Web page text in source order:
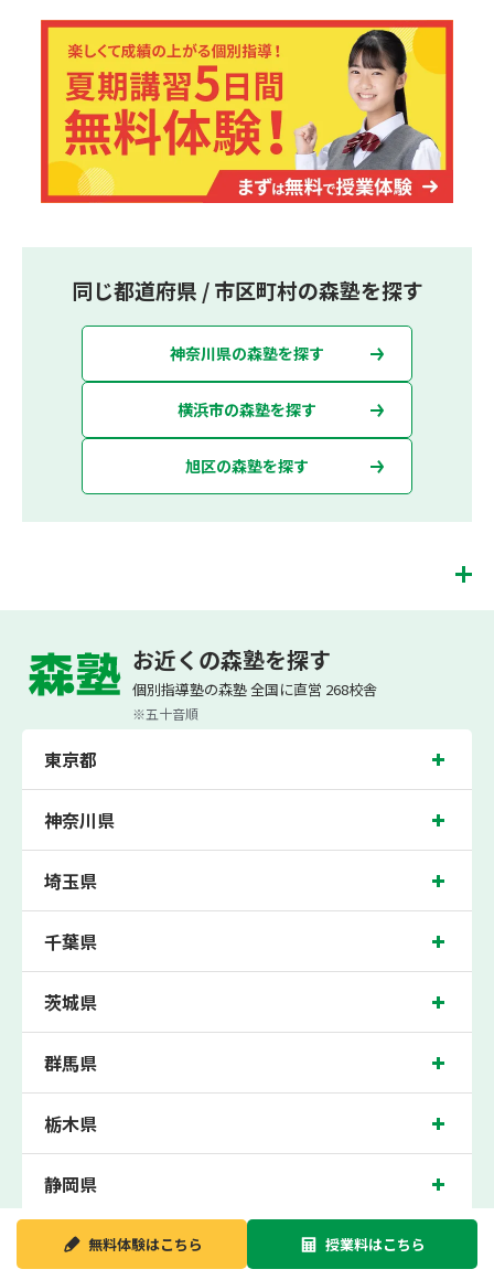
個別指導塾の森塾は、「先生1人に生徒2人まで」の個
別指導で、「1科目＋20点の成績保証」が大評判の塾
です。しかも、「保護者様にも安心の授業料」で、多
くの保護者様からご好評いただいております。
同じ都道府県 / 市区町村の森塾を探す
神奈川県の森塾を探す
横浜市の森塾を探す
旭区の森塾を探す
（算数・英語・国語）[個別]とDOJO[集団]、中学生は5科目（数学・英語・国語・
理科・社会）、高校生は7科目（数学・英語・国語[古典・現代文]・理科[物理・化
学・生物・地学]・地理歴史・公民・小論文）を提供しています。
また、個別指導塾「森塾」では「成績保証制度」を提供しており、高校生の入塾後
満でご入塾の場合、受講科目が1科目で+20点以上。60点以上でご入塾の場合、そ
上がらなければ、3学期目の対象科目授業料を全額免除し、1学期間無料で指導させ
ていただきます。＊定期テストの一科目あたりの満点数が100点でない地域では、
100点満点に換算した場合の上記 記載点数相当の内容を保証させていただきます。
中沢小学校、左近山小学校の各小学校や、万騎が原中学校、左近山中学校、旭中学
ト、期末テストなどのテスト対策や高校受験・大学受験に向けた受験指導などを実
二俣川近くの塾・個別指導塾。二俣川駅（神奈川県横浜市旭区）周辺の小学生・中
学生・高校生の成績アップの塾・個別指導塾なら「森塾 二俣川校」へ。
個別指導塾です。
トネスクラブ二俣川などがございます。相鉄線二俣川駅から徒歩5分に位置する
塾・個別指導塾です。二俣川校は地域の評判を呼び、二俣川駅はもちろん、近隣の
南万騎が原駅や希望ヶ丘駅からもお通いいただいております。無料体験受付中で
す！
お近くの森塾を探す
個別指導塾の森塾 全国に直営 268校舎
※五十音順
東京都
神奈川県
埼玉県
千葉県
茨城県
群馬県
栃木県
静岡県
大阪府無料体験はこちら 授業料はこちら